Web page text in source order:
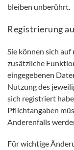
bleiben unberührt.
Registrierung
Sie können sich
zusätzliche
eingegebenen
Nutzung des
sich registriert
Pflichtangaben
Anderenfalls
Für wichtige